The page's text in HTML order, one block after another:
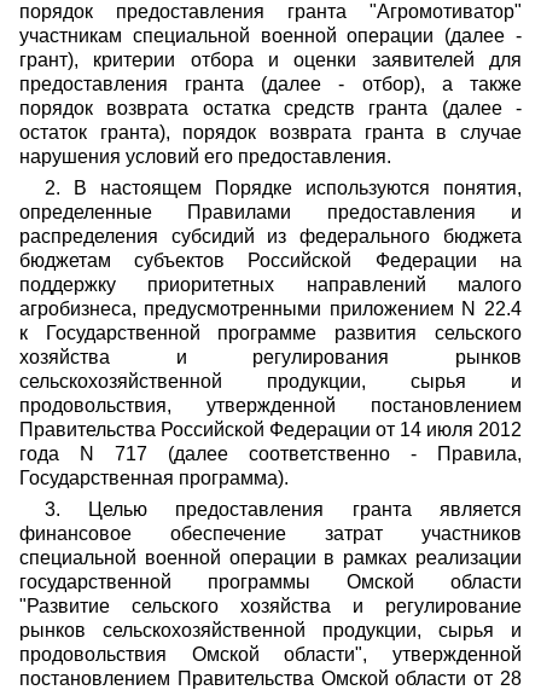
порядок предоставления гранта "Агромотиватор"
участникам специальной военной операции (далее -
грант), критерии отбора и оценки заявителей для
предоставления гранта (далее - отбор), а также
порядок возврата остатка средств гранта (далее -
остаток гранта), порядок возврата гранта в случае
нарушения условий его предоставления.
2. В настоящем Порядке используются понятия,
определенные Правилами предоставления и
распределения субсидий из федерального бюджета
бюджетам субъектов Российской Федерации на
поддержку приоритетных направлений малого
агробизнеса, предусмотренными приложением N 22.4
к Государственной программе развития сельского
хозяйства и регулирования рынков
сельскохозяйственной продукции, сырья и
продовольствия, утвержденной постановлением
Правительства Российской Федерации от 14 июля 2012
года N 717 (далее соответственно - Правила,
Государственная программа).
3. Целью предоставления гранта является
финансовое обеспечение затрат участников
специальной военной операции в рамках реализации
государственной программы Омской области
"Развитие сельского хозяйства и регулирование
рынков сельскохозяйственной продукции, сырья и
продовольствия Омской области", утвержденной
постановлением Правительства Омской области от 28